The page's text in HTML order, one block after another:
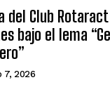
del Club
bajo el lema
7, 2026